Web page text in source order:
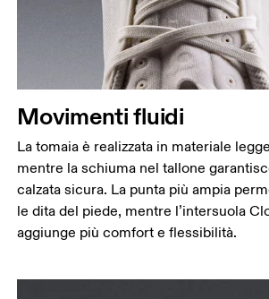
Movimenti fluidi
La tomaia è realizzata in materiale
mentre la schiuma nel tallone
calzata sicura. La punta più ampia
le dita del piede, mentre l’intersuola
aggiunge più comfort e flessibilità.